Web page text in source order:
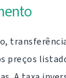
preços